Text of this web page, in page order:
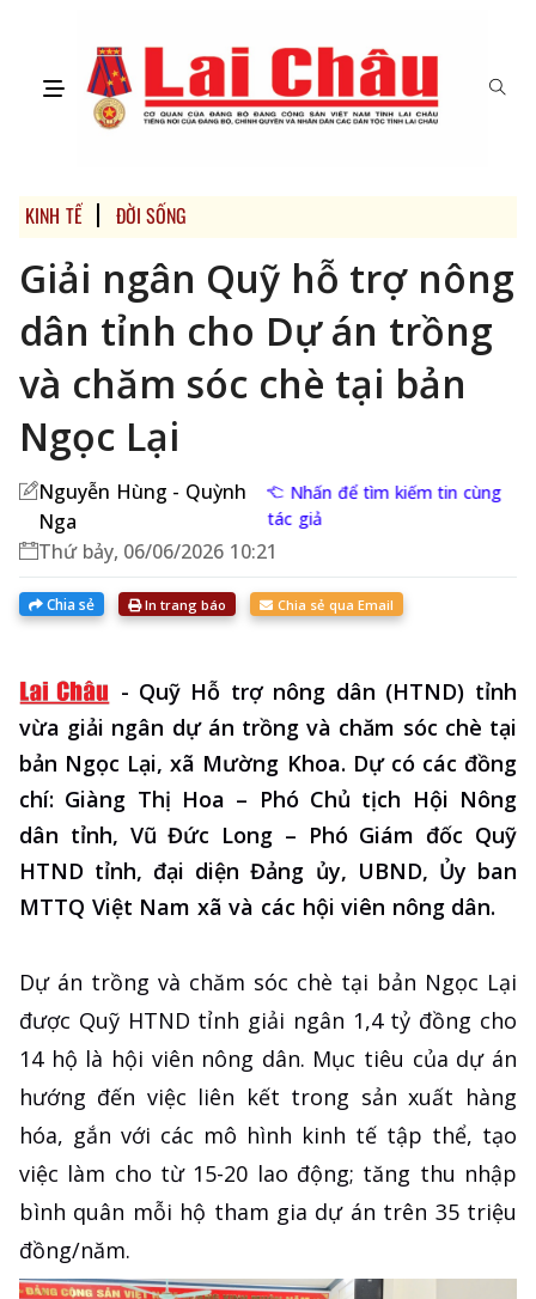
KINH TẾ ĐỜI SỐNG
Giải ngân Quỹ hỗ trợ nông
dân tỉnh cho Dự án trồng
và chăm sóc chè tại bản
Ngọc Lại
Nguyễn Hùng - Quỳnh
Nga
Nhấn để tìm kiếm tin cùng
tác giả
Thứ bảy, 06/06/2026 10:21
Chia sẻ In trang báo Chia sẻ qua Email
- Quỹ Hỗ trợ nông dân (HTND) tỉnh
vừa giải ngân dự án trồng và chăm sóc chè tại
bản Ngọc Lại, xã Mường Khoa. Dự có các đồng
chí: Giàng Thị Hoa – Phó Chủ tịch Hội Nông
dân tỉnh, Vũ Đức Long – Phó Giám đốc Quỹ
HTND tỉnh, đại diện Đảng ủy, UBND, Ủy ban
MTTQ Việt Nam xã và các hội viên nông dân.
Dự án trồng và chăm sóc chè tại bản Ngọc Lại
được Quỹ HTND tỉnh giải ngân 1,4 tỷ đồng cho
14 hộ là hội viên nông dân. Mục tiêu của dự án
hướng đến việc liên kết trong sản xuất hàng
hóa, gắn với các mô hình kinh tế tập thể, tạo
việc làm cho từ 15-20 lao động; tăng thu nhập
bình quân mỗi hộ tham gia dự án trên 35 triệu
đồng/năm.